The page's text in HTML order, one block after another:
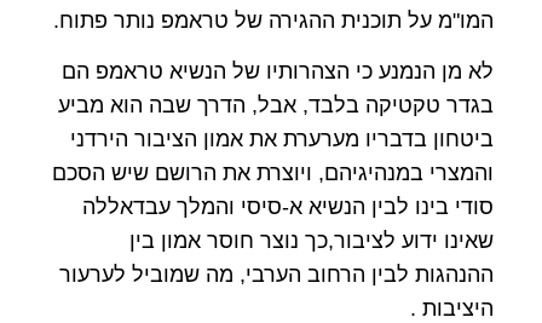
המו"מ על תוכנית ההגירה של טראמפ נותר פתוח.
לא מן הנמנע כי הצהרותיו של הנשיא טראמפ הם
בגדר טקטיקה בלבד, אבל, הדרך שבה הוא מביע
ביטחון בדבריו מערערת את אמון הציבור הירדני
והמצרי במנהיגיהם, ויוצרת את הרושם שיש הסכם
סודי בינו לבין הנשיא א-סיסי והמלך עבדאללה
שאינו ידוע לציבור,כך נוצר חוסר אמון בין
ההנהגות לבין הרחוב הערבי, מה שמוביל לערעור
היציבות .